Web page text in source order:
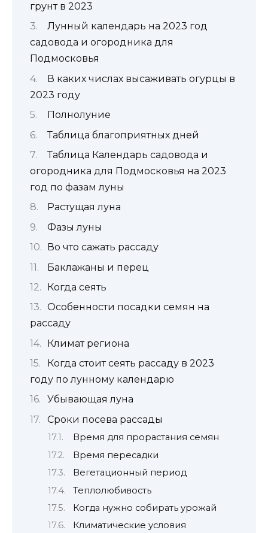
грунт в 2023
Лунный календарь на 2023 год
садовода и огородника для
Подмосковья
В каких числах высаживать огурцы в
2023 году
Полнолуние
Таблица благоприятных дней
Таблица Календарь садовода и
огородника для Подмосковья на 2023
год по фазам луны
Растущая луна
Фазы луны
Во что сажать рассаду
Баклажаны и перец
Когда сеять
Особенности посадки семян на
рассаду
Климат региона
Когда стоит сеять рассаду в 2023
году по лунному календарю
Убывающая луна
Сроки посева рассады
Время для прорастания семян
Время пересадки
Вегетационный период
Теплолюбивость
Когда нужно собирать урожай
Климатические условия